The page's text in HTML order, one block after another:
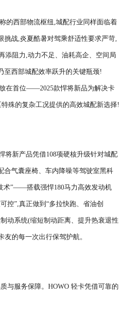
的西部物流枢纽,城配行业同样面临着
挑战,炎夏酷暑对驾乘舒适性要求严苛,
添阻力,动力不足、油耗高企、空间局
西部城配效率跃升的关键瓶颈!
在首位——2025款悍将新品为解决卡
殊的复杂工况提供的高效城配新选择!
将新产品凭借108项硬核升级针对城配
气囊座椅、车内降噪等驾驶室黑科
术”——搭载强悍180马力高效发动机
控”,真正做到“多拉快跑、省油创
动系统(缩短制动距离、提升热衰退性
的每一次出行保驾护航。
与服务保障。HOWO 轻卡凭借可靠的